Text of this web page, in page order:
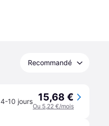
Recommandé
4-10 jours 15,68 €
Ou 5,22 €/mois